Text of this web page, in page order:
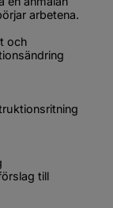
arbetena.
och
till